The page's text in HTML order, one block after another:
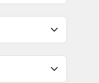
California, US